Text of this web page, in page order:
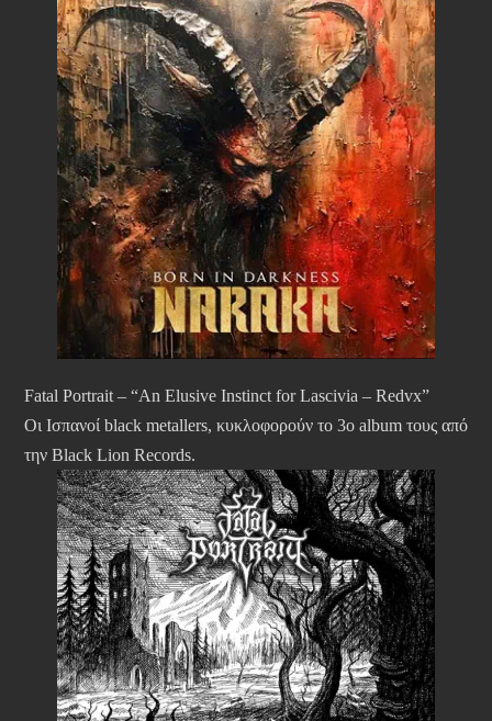
Fatal Portrait – “An Elusive Instinct for Lascivia – Redvx”
Οι Ισπανοί black metallers, κυκλοφορούν το 3ο album τους από
την Black Lion Records.